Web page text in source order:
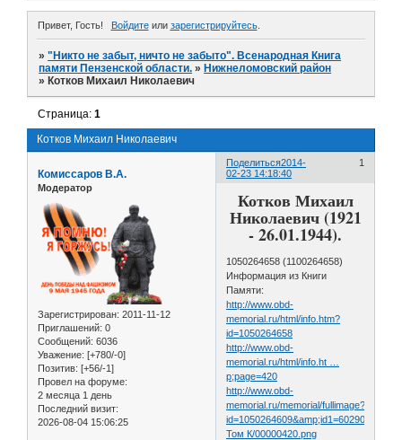
Привет, Гость! Войдитеили зарегистрируйтесь.
»"Никто не забыт, ничто не забыто". Всенародная Книга
памяти Пензенской области. » Нижнеломовский район
» Котков Михаил Николаевич
Котков Михаил Николаевич
Страница:1
Поделиться 1
2014-
02-23 14:18:40
Комиссаров В.А.
Модератор
Зарегистрирован: 2011-11-12
Приглашений: 0
Сообщений: 6036
Уважение: [+780/-0]
Позитив: [+56/-1]
Провел на форуме:
2 месяца 1 день
Последний визит:
2026-08-04 15:06:25
Котков Михаил
Николаевич (1921
- 26.01.1944).
1050264658 (1100264658)
Информация из Книги
Памяти:
http://www.obd-
memorial.ru/html/info.htm?
id=1050264658
http://www.obd-
memorial.ru/html/info.ht …
p;page=420
http://www.obd-
memorial.ru/memorial/fullimage?
Том К/00000420.png